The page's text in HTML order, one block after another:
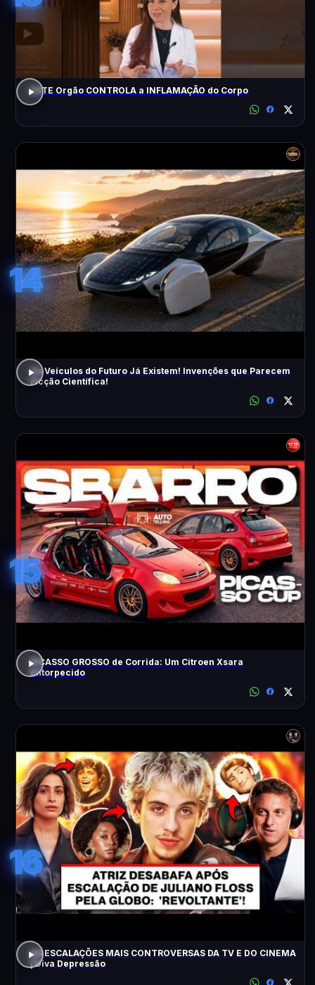
ESTE Orgão CONTROLA a INFLAMAÇÃO do Corpo
14
Os Veículos do Futuro Já Existem! Invenções que Parecem
Ficção Científica!
15
PICASSO GROSSO de Corrida: Um Citroen Xsara
Entorpecido
16
AS ESCALAÇÕES MAIS CONTROVERSAS DA TV E DO CINEMA
| Diva Depressão